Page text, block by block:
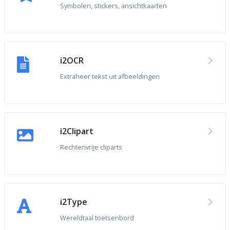
Symbolen, stickers, ansichtkaarten
i2OCR
Extraheer tekst uit afbeeldingen
i2Clipart
Rechtenvrije cliparts
i2Type
Wereldtaal toetsenbord